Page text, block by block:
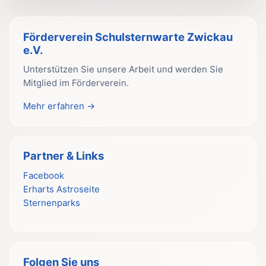
Förderverein Schulsternwarte Zwickau
e.V.
Unterstützen Sie unsere Arbeit und werden Sie
Mitglied im Förderverein.
Mehr erfahren →
Partner & Links
Facebook
Erharts Astroseite
Sternenparks
Folgen Sie uns